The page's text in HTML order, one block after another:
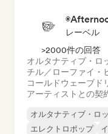
レーベル
>2000件の回答
オルタナティブ・ロ
チル／ローファイ・
コールドウェーブ ド
アーティストとの契
オルタナティブ・ロ
エレクトロポップ